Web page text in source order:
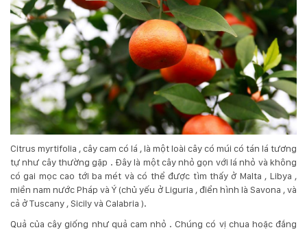
hoasenvietdn@gmail.com
573
Nguyễn
Hữu
Thọ
-
Cẩm
Lệ
-
Đà
nẵng
Citrus myrtifolia , cây cam có lá , là một loài cây có múi có tán lá tương
tự như cây thường gặp . Đây là một cây nhỏ gọn với lá nhỏ và không
có gai mọc cao tới ba mét và có thể được tìm thấy ở Malta , Libya ,
miền nam nước Pháp và Ý (chủ yếu ở Liguria , điển hình là Savona , và
cả ở Tuscany , Sicily và Calabria ).
Quả của cây giống như quả cam nhỏ . Chúng có vị chua hoặc đắng